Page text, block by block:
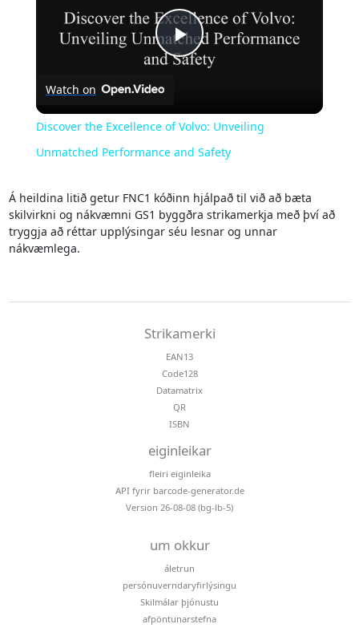
Play
Watch on
Discover the Excellence of Volvo: Unveiling
Unmatched Performance and Safety
Á heildina litið getur FNC1 kóðinn hjálpað til við að bæta
skilvirkni og nákvæmni GS1 byggðra strikamerkja með því að
tryggja að réttar upplýsingar séu lesnar og unnar
nákvæmlega.
Strikamerki
EAN13
Code128
Datamatrix
QR
ISBN
eiginleikar
fleiri eiginleika
API fyrir barcode-generator.de
Version 26-08-08 (bg-lb-5)
um okkur
áletrun
persónuverndaryfirlýsingu
Skilmálar þjónustu
afpöntunarstefna